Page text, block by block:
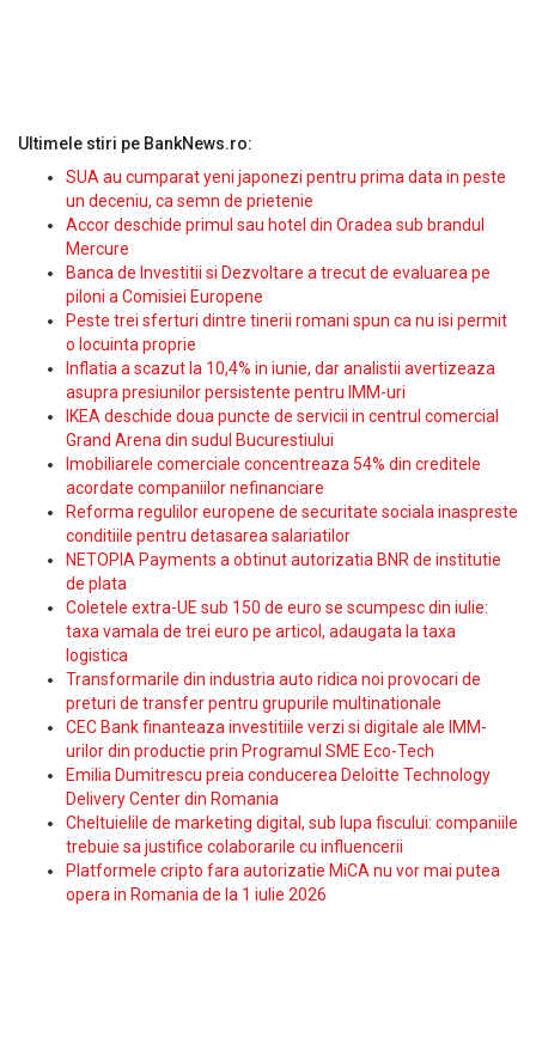
Ultimele stiri pe BankNews.ro:
SUA au cumparat yeni japonezi pentru prima data in peste
un deceniu, ca semn de prietenie
Accor deschide primul sau hotel din Oradea sub brandul
Mercure
Banca de Investitii si Dezvoltare a trecut de evaluarea pe
piloni a Comisiei Europene
Peste trei sferturi dintre tinerii romani spun ca nu isi permit
o locuinta proprie
Inflatia a scazut la 10,4% in iunie, dar analistii avertizeaza
asupra presiunilor persistente pentru IMM-uri
IKEA deschide doua puncte de servicii in centrul comercial
Grand Arena din sudul Bucurestiului
Imobiliarele comerciale concentreaza 54% din creditele
acordate companiilor nefinanciare
Reforma regulilor europene de securitate sociala inaspreste
conditiile pentru detasarea salariatilor
NETOPIA Payments a obtinut autorizatia BNR de institutie
de plata
Coletele extra-UE sub 150 de euro se scumpesc din iulie:
taxa vamala de trei euro pe articol, adaugata la taxa
logistica
Transformarile din industria auto ridica noi provocari de
preturi de transfer pentru grupurile multinationale
CEC Bank finanteaza investitiile verzi si digitale ale IMM-
urilor din productie prin Programul SME Eco-Tech
Emilia Dumitrescu preia conducerea Deloitte Technology
Delivery Center din Romania
Cheltuielile de marketing digital, sub lupa fiscului: companiile
trebuie sa justifice colaborarile cu influencerii
Platformele cripto fara autorizatie MiCA nu vor mai putea
opera in Romania de la 1 iulie 2026